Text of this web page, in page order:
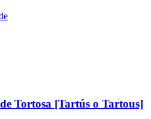
Tortosa [Tartús o Tartous]